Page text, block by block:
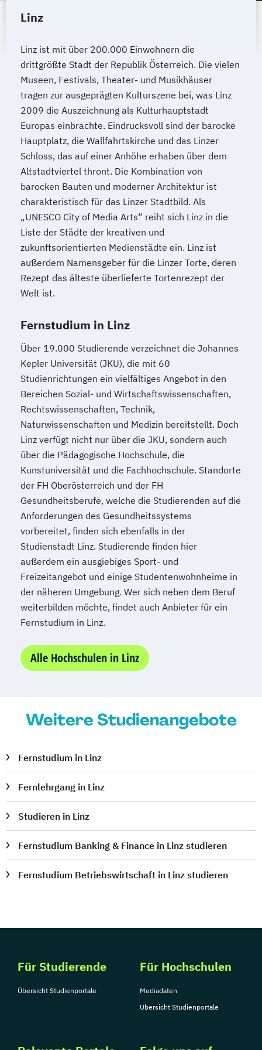
Leitungshandeln in der Pädagogik
Logistikmanagement
Logopädie
MBA - Human Resource Management
(DE/EN)
MBA - New Work & Talent Management
Management (DE/EN) Marketing
Marketing und digitale Medien
Marketingmanagement Maschinenbau
Master of Business Administration (DE/EN)
Mechatronik
Mediation und Konfliktmanagement
Medienmanagement
Medizinische Informatik
Nachhaltiges Management
Online Marketing (DE/EN)
Online-Marketing und E-Commerce
Personalentwicklung
Personalmanagement
Personalmanagement (DE/EN)
Pflege
Pflegemanagement Pflegepädagogik
Physiotherapie
Product Management (DE/EN)
Produktdesign
Projektmanagement (DE/EN)
Psychologie Public Health
Public Management
Public Management für
Verwaltungsfachangestellte
Public Relations und Kommunikation
Pädagogik
Bildungsberatung und Leitung
Salesforce and Sales Management (DE/EN)
Soziale Arbeit
Soziale Arbeit Schwerpunkt Kinder und
Sozialmanagement
Sozialpädagogik und Inklusion
Supply Chain Management
Tourismusmanagement UX Design
Umweltingenieurwesen Vertragsrecht
Wirtschaftsinformatik (DE/EN)
Wirtschaftsingenieurwesen
Wirtschaftspsychologie (DE/EN)
Linz
Linz ist mit über 200.000 Einwohnern die
drittgrößte Stadt der Republik Österreich. Die vielen
Museen, Festivals, Theater- und Musikhäuser
tragen zur ausgeprägten Kulturszene bei, was Linz
2009 die Auszeichnung als Kulturhauptstadt
Europas einbrachte. Eindrucksvoll sind der barocke
Hauptplatz, die Wallfahrtskirche und das Linzer
Schloss, das auf einer Anhöhe erhaben über dem
Altstadtviertel thront. Die Kombination von
barocken Bauten und moderner Architektur ist
charakteristisch für das Linzer Stadtbild. Als
„UNESCO City of Media Arts“ reiht sich Linz in die
Liste der Städte der kreativen und
zukunftsorientierten Medienstädte ein. Linz ist
außerdem Namensgeber für die Linzer Torte, deren
Rezept das älteste überlieferte Tortenrezept der
Welt ist.
Fernstudium in Linz
Über 19.000 Studierende verzeichnet die Johannes
Kepler Universität (JKU), die mit 60
Studienrichtungen ein vielfältiges Angebot in den
Bereichen Sozial- und Wirtschaftswissenschaften,
Rechtswissenschaften, Technik,
Naturwissenschaften und Medizin bereitstellt. Doch
Linz verfügt nicht nur über die JKU, sondern auch
über die Pädagogische Hochschule, die
Kunstuniversität und die Fachhochschule. Standorte
der FH Oberösterreich und der FH
Gesundheitsberufe, welche die Studierenden auf die
Anforderungen des Gesundheitssystems
vorbereitet, finden sich ebenfalls in der
Studienstadt Linz. Studierende finden hier
außerdem ein ausgiebiges Sport- und
Freizeitangebot und einige Studentenwohnheime in
der näheren Umgebung. Wer sich neben dem Beruf
weiterbilden möchte, findet auch Anbieter für ein
Fernstudium in Linz.
Alle Hochschulen in Linz
Weitere Studienangebote
Fernstudium in Linz
Fernlehrgang in Linz
Studieren in Linz
Fernstudium Banking & Finance in Linz studieren
Fernstudium Betriebswirtschaft in Linz studieren
Für Studierende
Übersicht Studienportale
Für Hochschulen
Mediadaten
Übersicht Studienportale